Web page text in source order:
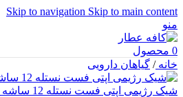
Skip to navigation Skip to main content
منو
0 محصول
خانه/ گیاهان دارویی
شیک رژیمی اپتی فست نستله 12 ساشه